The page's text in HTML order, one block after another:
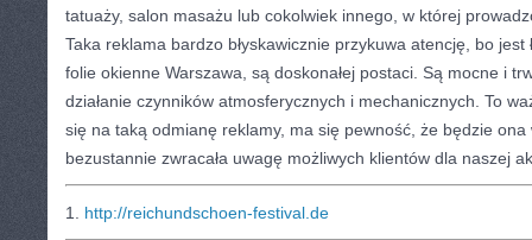
tatuaży, salon masażu lub cokolwiek innego, w której
Taka reklama bardzo błyskawicznie przykuwa atencję, bo jest
folie okienne Warszawa, są doskonałej postaci. Są mocne i
działanie czynników atmosferycznych i mechanicznych. To
się na taką odmianę reklamy, ma się pewność, że będzie ona
bezustannie zwracała uwagę możliwych klientów dla naszej
1. http://reichundschoen-festival.de